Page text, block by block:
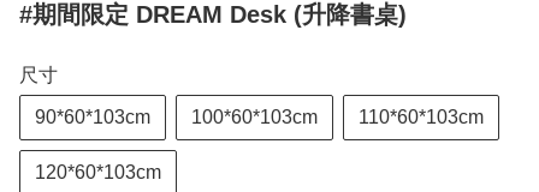
#期間限定 DREAM Desk (升降書桌)
尺寸
90*60*103cm 100*60*103cm 110*60*103cm
120*60*103cm